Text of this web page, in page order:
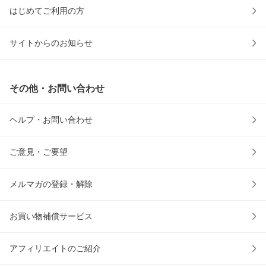
はじめてご利用の方
サイトからのお知らせ
その他・お問い合わせ
ヘルプ・お問い合わせ
ご意見・ご要望
メルマガの登録・解除
お買い物補償サービス
アフィリエイトのご紹介